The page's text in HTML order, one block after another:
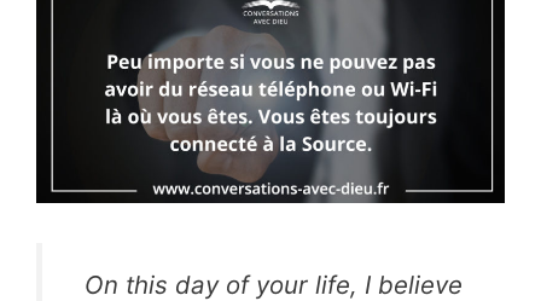
On this day of your life, I believe